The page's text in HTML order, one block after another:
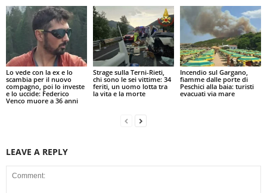
Lo vede con la ex e lo
scambia per il nuovo
compagno, poi lo investe
e lo uccide: Federico
Venco muore a 36 anni
Strage sulla Terni-Rieti,
chi sono le sei vittime: 34
feriti, un uomo lotta tra
la vita e la morte
Incendio sul Gargano,
fiamme dalle porte di
Peschici alla baia: turisti
evacuati via mare
LEAVE A REPLY